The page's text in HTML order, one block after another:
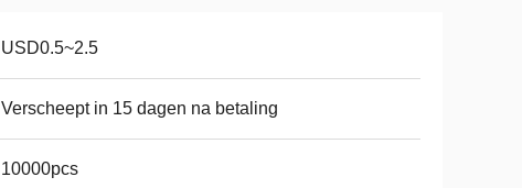
USD0.5~2.5
Verscheept in 15 dagen na betaling
10000pcs